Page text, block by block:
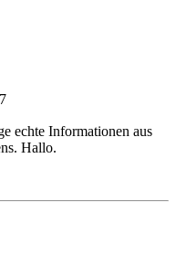
echte Informationen aus
Hallo.